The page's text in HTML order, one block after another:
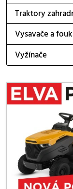
Traktory
Vysavače a
Vyžínače